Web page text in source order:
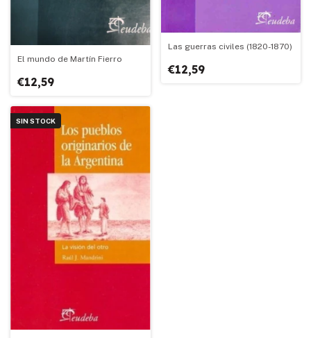
El mundo de Martín Fierro
€12,59
Las guerras civiles (1820-1870)
€12,59
SIN STOCK